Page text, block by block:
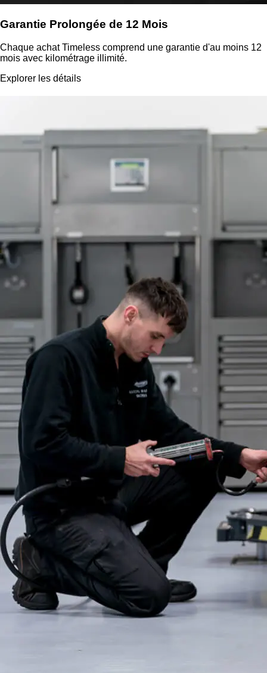
Garantie Prolongée de 12 Mois
Chaque achat Timeless comprend une garantie d'au moins 12
mois avec kilométrage illimité.
Explorer les détails